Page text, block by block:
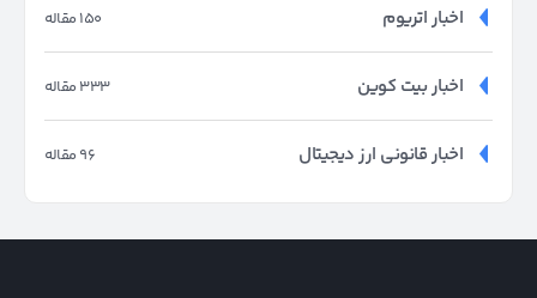
150 مقاله اخبار اتریوم
333 مقاله اخبار بیت کوین
96 مقاله اخبار قانونی ارز دیجیتال